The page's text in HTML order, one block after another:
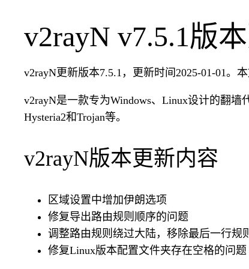
v2rayN v7.5.1版
v2rayN更新版本7.5.1，更新时间2025-01-01。
v2rayN是一款专为Windows、Linux设计的翻墙
Hysteria2和Trojan等。
v2rayN版本更新内容
区域设置中增加伊朗选项
修复导出路由规则顺序的问题
调整路由规则绕过大陆，移除最后一行规
修复Linux版本配置文件夹存在空格的问题